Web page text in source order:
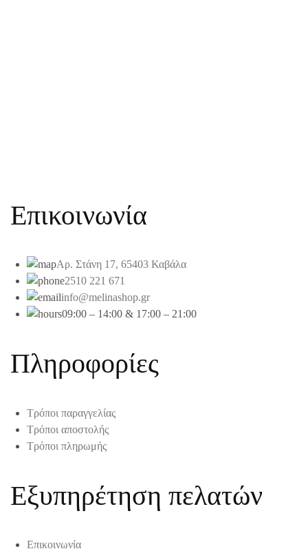
Επικοινωνία
Αρ. Στάνη 17, 65403 Καβάλα
2510 221 671
info@melinashop.gr
09:00 – 14:00 & 17:00 – 21:00
Πληροφορίες
Τρόποι παραγγελίας
Τρόποι αποστολής
Τρόποι πληρωμής
Εξυπηρέτηση πελατών
Επικοινωνία